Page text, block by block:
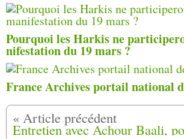
Pourquoi les Harkis ne
nifestation du 19 mars ?
France Archives portail national